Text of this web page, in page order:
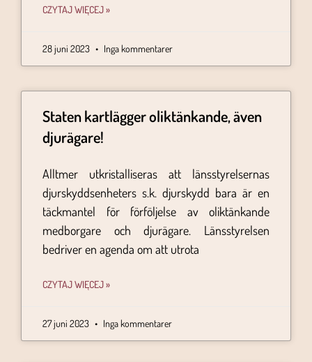
CZYTAJ WIĘCEJ »
28 juni 2023 Inga kommentarer
Staten kartlägger oliktänkande, även
djurägare!
Alltmer utkristalliseras att länsstyrelsernas
djurskyddsenheters s.k. djurskydd bara är en
täckmantel för förföljelse av oliktänkande
medborgare och djurägare. Länsstyrelsen
bedriver en agenda om att utrota
CZYTAJ WIĘCEJ »
27 juni 2023 Inga kommentarer